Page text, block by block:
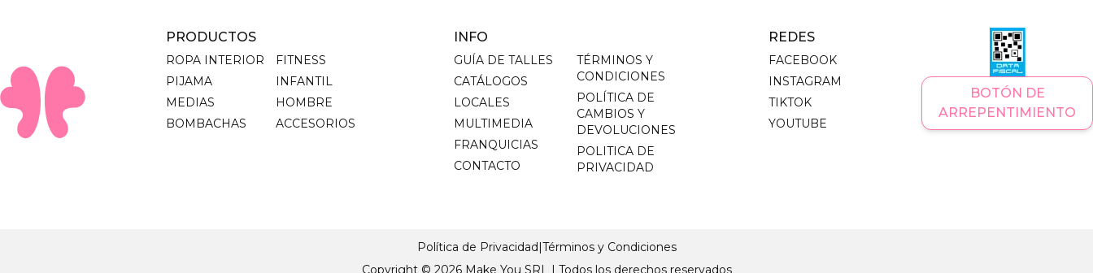
PRODUCTOS
ROPA INTERIOR
PIJAMA
MEDIAS
BOMBACHAS
FITNESS
INFANTIL
HOMBRE
ACCESORIOS
INFO
GUÍA DE TALLES
CATÁLOGOS
LOCALES
MULTIMEDIA
FRANQUICIAS
CONTACTO
TÉRMINOS Y
CONDICIONES
POLÍTICA DE
CAMBIOS Y
DEVOLUCIONES
POLITICA DE
PRIVACIDAD
REDES
FACEBOOK
INSTAGRAM
TIKTOK
YOUTUBE
BOTÓN DE
ARREPENTIMIENTO
Política de Privacidad|Términos y Condiciones
Copyright © 2026Make You SRL | Todos los derechos reservados